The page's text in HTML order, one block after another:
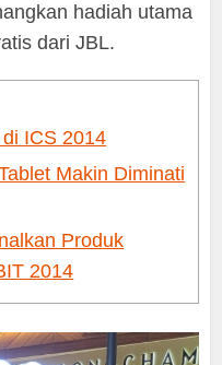
hadiah utama
dari JBL.
ICS 2014
Makin Diminati
Produk
2014